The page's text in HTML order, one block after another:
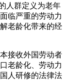
人群定义为老年
临严重的劳动力
老龄化带来的经
接收外国劳动者
老龄化、劳动力
人研修的法律法